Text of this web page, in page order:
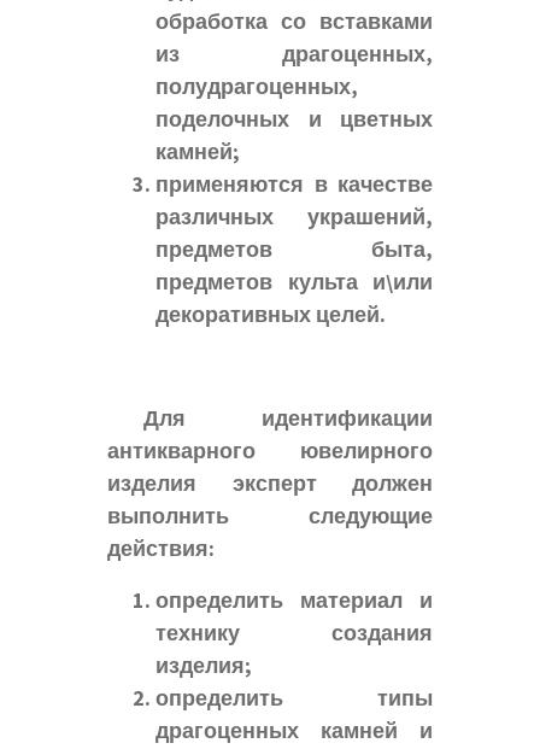
обработка со вставками
из драгоценных,
полудрагоценных,
поделочных и цветных
камней;
применяются в качестве
различных украшений,
предметов быта,
предметов культа и\или
декоративных целей.
Для идентификации
антикварного ювелирного
изделия эксперт должен
выполнить следующие
действия:
определить материал и
технику создания
изделия;
определить типы
драгоценных камней и